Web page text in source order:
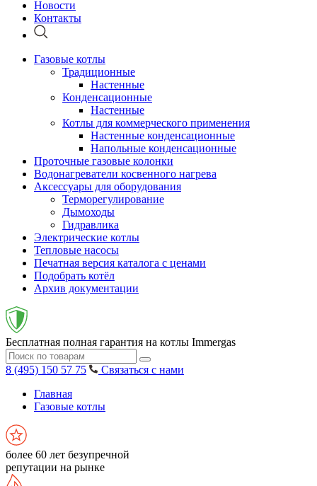
Новости
Контакты
Газовые котлы
Традиционные
Настенные
Конденсационные
Настенные
Котлы для коммерческого применения
Настенные конденсационные
Напольные конденсационные
Проточные газовые колонки
Водонагреватели косвенного нагрева
Аксессуары для оборудования
Терморегулирование
Дымоходы
Гидравлика
Электрические котлы
Тепловые насосы
Печатная версия каталога с ценами
Подобрать котёл
Архив документации
Бесплатная полная гарантия на котлы Immergas
8 (495) 150 57 75
Связаться с нами
Главная
Газовые котлы
более 60 лет безупречной
репутации на рынке